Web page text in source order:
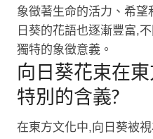
象徵著生命的活力、希
日葵的花語也逐漸豐富,
獨特的象徵意義。
向日葵花束在
特別的含義?
在東方文化中,向日葵被